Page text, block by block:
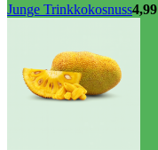
Junge Trinkkokosnuss4,99